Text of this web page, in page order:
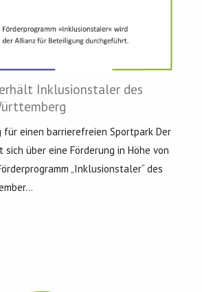
Inklusionstaler des
für einen barrierefreien Sportpark Der
über eine Förderung in Höhe von
„Inklusionstaler“ des